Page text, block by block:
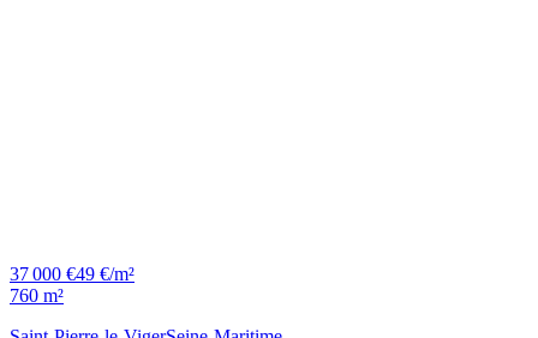
37 000 €49 €/m²
760 m²